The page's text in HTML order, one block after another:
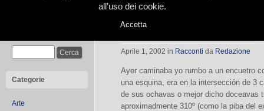
Categorie
Arte
Dos por un peso, dijo
Aprile 1, 2002 in Racconti da Redazione
Ayer caminaba yo rumbo a un encuetro
una esquina, era en la intersección de 3
de sus ochavas o mejor dicho doceavas
aproximadmente 310º (como la piba del
all’uso dei cookie.
Accetta